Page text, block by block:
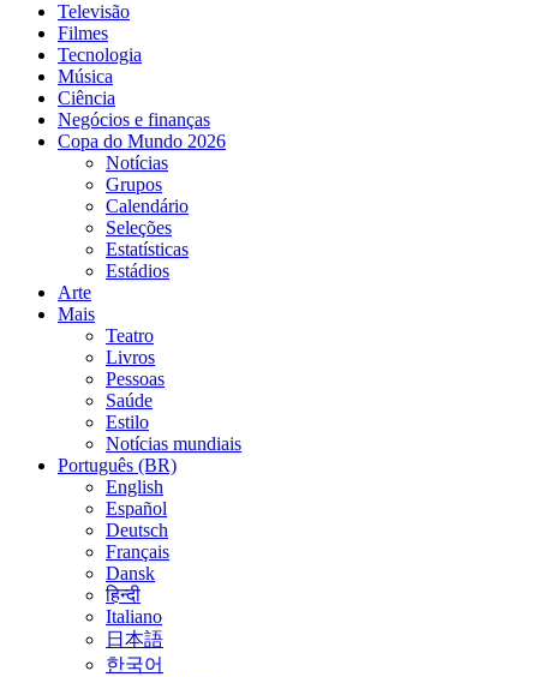
Televisão
Filmes
Tecnologia
Música
Ciência
Negócios e finanças
Copa do Mundo 2026
Notícias
Grupos
Calendário
Seleções
Estatísticas
Estádios
Arte
Mais
Teatro
Livros
Pessoas
Saúde
Estilo
Notícias mundiais
Português (BR)
English
Español
Deutsch
Français
Dansk
हिन्दी
Italiano
日本語
한국어